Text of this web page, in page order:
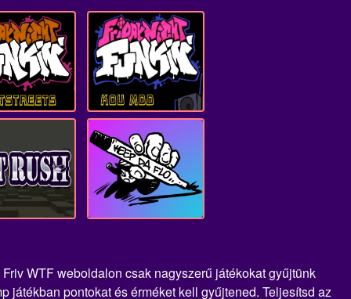
WTF weboldalon csak nagyszerű játékokat gyűjtünk
játékban pontokat és érméket kell gyűjtened. Teljesítsd az